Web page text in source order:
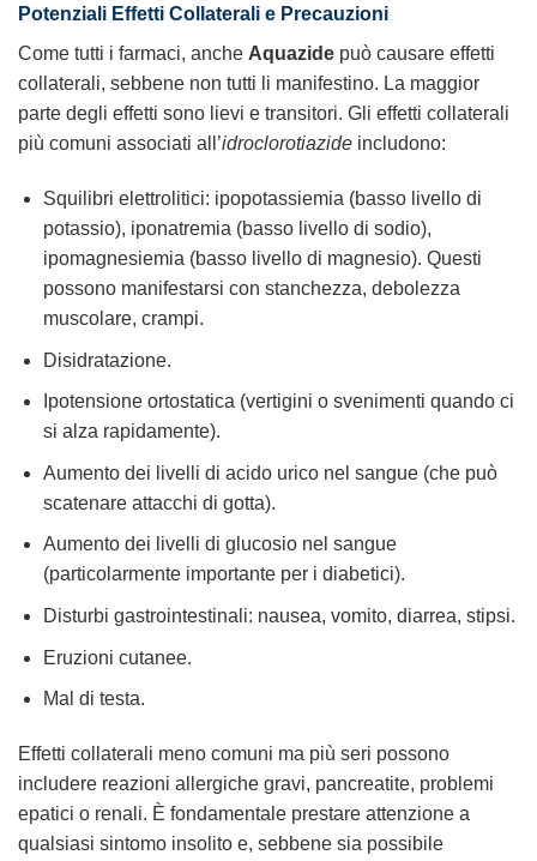
Potenziali Effetti Collaterali e Precauzioni
Come tutti i farmaci, anche Aquazide può causare effetti
collaterali, sebbene non tutti li manifestino. La maggior
parte degli effetti sono lievi e transitori. Gli effetti collaterali
più comuni associati all’idroclorotiazide includono:
Squilibri elettrolitici: ipopotassiemia (basso livello di
potassio), iponatremia (basso livello di sodio),
ipomagnesiemia (basso livello di magnesio). Questi
possono manifestarsi con stanchezza, debolezza
muscolare, crampi.
Disidratazione.
Ipotensione ortostatica (vertigini o svenimenti quando ci
si alza rapidamente).
Aumento dei livelli di acido urico nel sangue (che può
scatenare attacchi di gotta).
Aumento dei livelli di glucosio nel sangue
(particolarmente importante per i diabetici).
Disturbi gastrointestinali: nausea, vomito, diarrea, stipsi.
Eruzioni cutanee.
Mal di testa.
Effetti collaterali meno comuni ma più seri possono
includere reazioni allergiche gravi, pancreatite, problemi
epatici o renali. È fondamentale prestare attenzione a
qualsiasi sintomo insolito e, sebbene sia possibile